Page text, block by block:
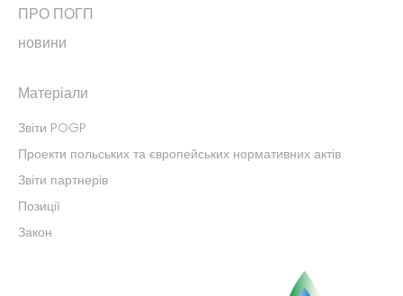
ПРО ПОГП
новини
Матеріали
Звіти POGP
Проекти польських та європейських нормативних актів
Звіти партнерів
Позиції
Закон